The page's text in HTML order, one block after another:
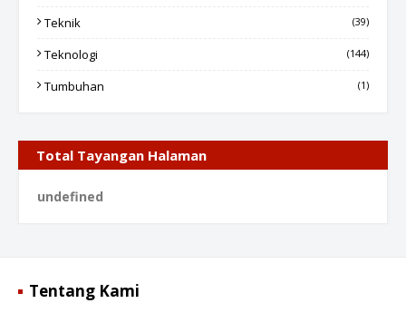
Teknik (39)
Teknologi (144)
Tumbuhan (1)
Total Tayangan Halaman
undefned
Tentang Kami